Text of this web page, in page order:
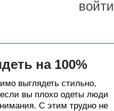
войти
на 100%
выглядеть стильно,
вы плохо одеты люди
С этим трудно не